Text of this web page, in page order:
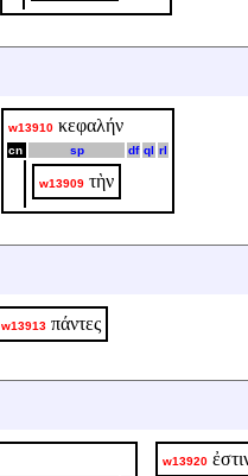
w13910 κεφαλήν
cn sp df ql rl
w13909 τὴν
w13913 πάντες
w13920